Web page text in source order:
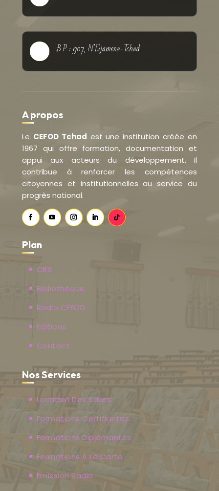
B P : 907, N’Djamena-Tchad
A propos
Le CEFOD Tchad est une institution créée en
1967 qui offre formation, documentation et
appui aux acteurs du développement. Il
contribue à renforcer les compétences
citoyennes et institutionnelles au service du
progrès national.
Plan
CBS
Bibliothèque
Radio CEFOD
Editions
Contact
Nos Services
Location Des Salles
Formations Certifiantes
Formations Diplômantes
Formations À La Carte
Emission Radio